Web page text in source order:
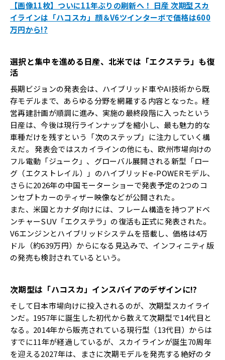
【画像11枚】ついに11年ぶりの刷新へ！ 日産 次期型スカ
イラインは「ハコスカ」顔＆V6ツインターボで価格は600
万円から!?
選択と集中を進める日産、北米では「エクステラ」も復
活
長期ビジョンの発表会は、ハイブリッド車やAI技術から既
存モデルまで、あらゆる分野を網羅する内容となった。経
営再建計画が順調に進み、実施の最終段階に入ったという
日産は、今後は現行ラインナップを縮小し、最も魅力的な
車種だけを残すという「次のステップ」に注力していく構
えだ。 発表会ではスカイラインの他にも、欧州市場向けの
フル電動「ジューク」、グローバル展開される新型「ロー
グ（エクストレイル）」のハイブリッドe-POWERモデル、
さらに2026年の中国モーターショーで発表予定の2つのコ
ンセプトカーのティザー映像などが公開された。
また、米国とカナダ向けには、フレーム構造を持つアドベ
ンチャーSUV「エクステラ」の復活も正式に発表された。
V6エンジンとハイブリッドシステムを搭載し、価格は4万
ドル（約639万円）からになる見込みで、インフィニティ版
の発売も検討されているという。
次期型は「ハコスカ」インスパイアのデザインに!?
そして日本市場向けに投入されるのが、次期型スカイライ
ンだ。1957年に誕生した初代から数えて次期型で14代目と
なる。2014年から販売されている現行型（13代目）からは
すでに11年が経過しているが、スカイラインが誕生70周年
を迎える2027年は、まさに次期モデルを発売する絶好のタ